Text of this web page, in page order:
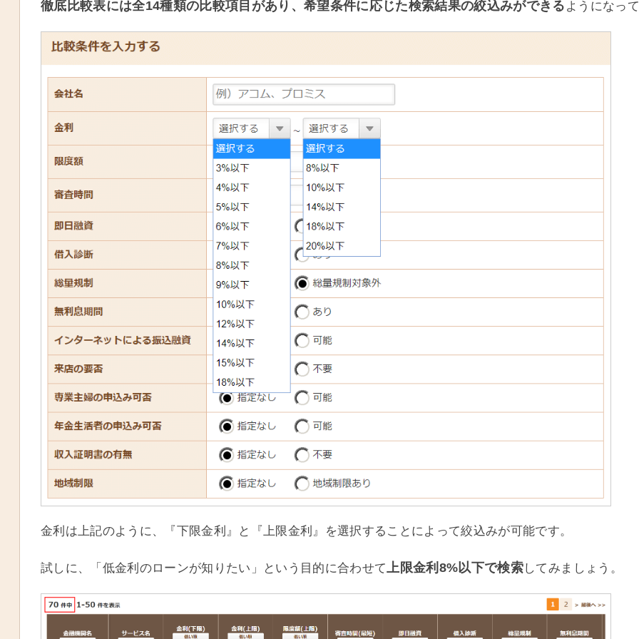
徹底比較表には全14種類の比較項目があり、希望条件に応じた検索結果の絞込みができる ようになっ
金利は上記のように、『下限金利』と『上限金利』を選択することによって絞込みが可能です。
試しに、「低金利のローンが知りたい」という目的に合わせて 上限金利8%以下で検索してみましょう。